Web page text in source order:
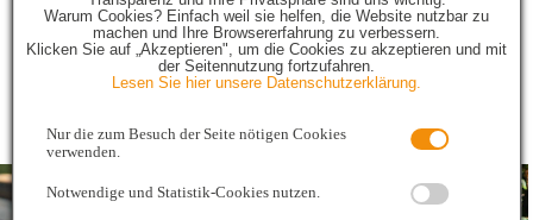
Restabfall
Warum Cookies? Einfach weil sie helfen, die Website nutzbar zu
machen und Ihre Browsererfahrung zu verbessern.
Klicken Sie auf „Akzeptieren", um die Cookies zu akzeptieren und mit
der Seitennutzung fortzufahren.
Lesen Sie hier unsere Datenschutzerklärung.
Nur die zum Besuch der Seite nötigen Cookies
verwenden.
Notwendige und Statistik-Cookies nutzen.